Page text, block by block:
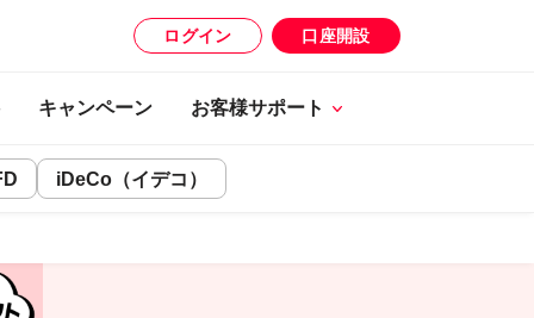
ログイン 口座開設
キャンペーン お客様サポート
iDeCo（イデコ）